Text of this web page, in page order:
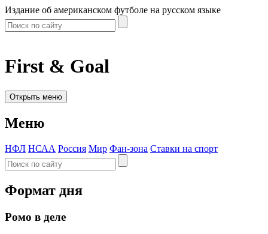
Издание об американском футболе на русском языке
First & Goal
Открыть меню
Меню
НФЛ НСАА Россия Мир Фан-зона Ставки на спорт
Формат дня
Ромо в деле